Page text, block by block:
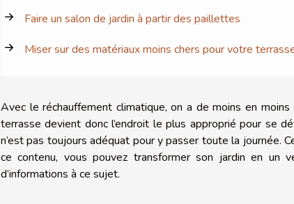
Faire un salon de jardin à partir des paillettes
Miser sur des matériaux moins chers pour votre
Avec le réchauffement climatique, on a de moins en
terrasse devient donc l’endroit le plus approprié pour se
n’est pas toujours adéquat pour y passer toute la journée.
ce contenu, vous pouvez transformer son jardin en un
d’informations à ce sujet.